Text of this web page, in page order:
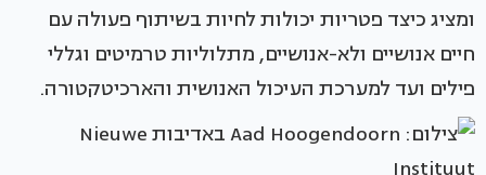
ומציג כיצד פטריות יכולות לחיות בשיתוף פעולה עם
חיים אנושיים ולא-אנושיים, מתלוליות טרמיטים וגללי
פילים ועד למערכת העיכול האנושית והארכיטקטורה.